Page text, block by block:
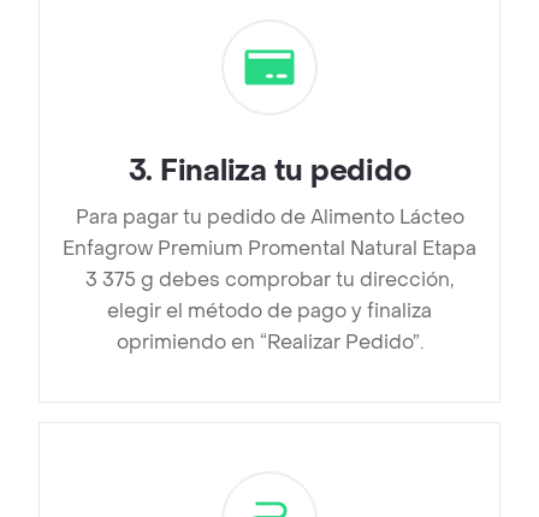
3. Finaliza tu pedido
Para pagar tu pedido de Alimento Lácteo
Enfagrow Premium Promental Natural Etapa
3 375 g debes comprobar tu dirección,
elegir el método de pago y finaliza
oprimiendo en “Realizar Pedido”.